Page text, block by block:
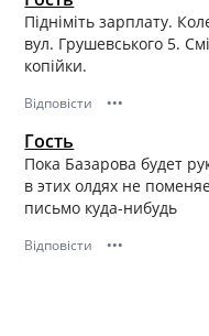
Підніміть зарплату.
вул. Грушевського 5.
копійки.
Відповісти •••
Гость
Пока Базарова будет
в этих олдях не
письмо куда-нибудь
Відповісти •••